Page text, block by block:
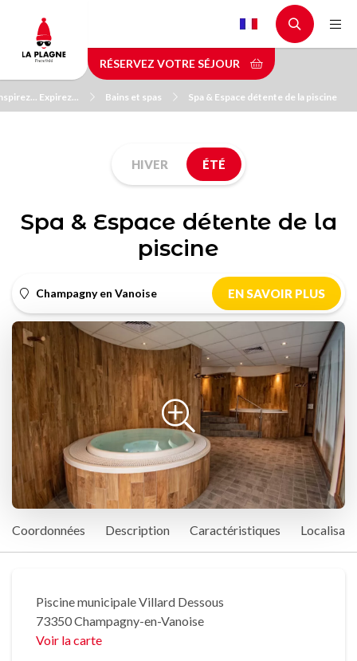
contenu
principal
RÉSERVEZ VOTRE SÉJOUR
Expirez... Bains et spas Spa & Espace détente de la piscine
HIVER ÉTÉ
Spa & Espace détente de la
piscine
Champagny en Vanoise EN SAVOIR PLUS
Coordonnées Description Caractéristiques
Piscine municipale Villard Dessous
73350 Champagny-en-Vanoise
Voir la carte